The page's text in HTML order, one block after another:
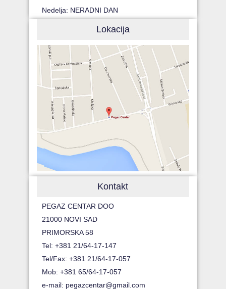
Nedelja: NERADNI DAN
Lokacija
Kontakt
PEGAZ CENTAR DOO
21000 NOVI SAD
PRIMORSKA 58
Tel: +381 21/64-17-147
Tel/Fax: +381 21/64-17-057
Mob: +381 65/64-17-057
e-mail: pegazcentar@gmail.com